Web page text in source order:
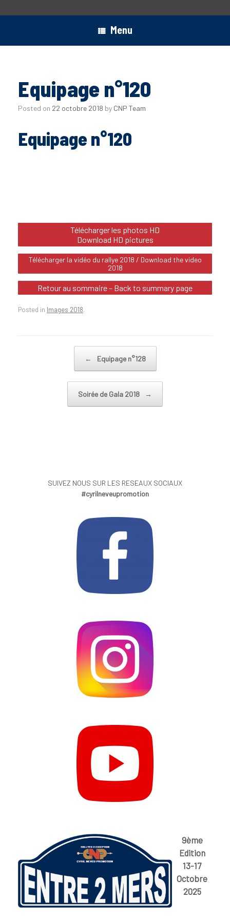
Menu
Equipage n°120
Posted on 22 octobre 2018 by CNP Team
Equipage n°120
Télécharger les photos HD
Download HD pictures
Télécharger la vidéo du rallye 2018 / Download the video
2018
Retour au sommaire – Back to summary page
Posted in Images 2018.
← Equipage n°128
Soirée de Gala 2018 →
SUIVEZ NOUS SUR LES RESEAUX SOCIAUX
#cyrilneveupromotion
9ème
Edition
13-17
Octobre
2025